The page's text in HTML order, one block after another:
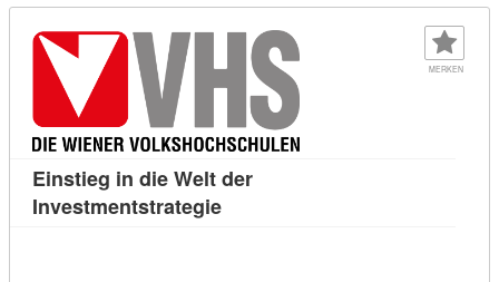
MERKEN
Einstieg in die Welt der
InvestmentstrategieKursdetail: Einstieg in die Welt